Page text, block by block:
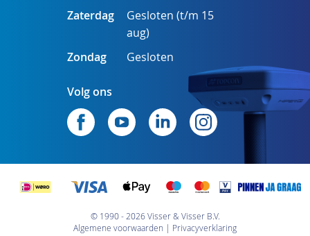
Zaterdag
Gesloten (t/m 15
aug)
Zondag
Gesloten
Volg ons
© 1990 - 2026 Visser & Visser B.V.
Algemene voorwaarden
Privacyverklaring